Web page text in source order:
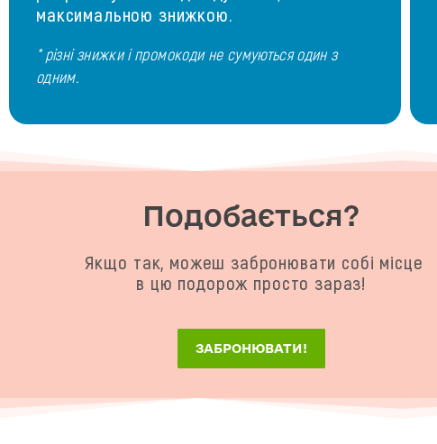
максимальною знижкою.
* різні знижки і промокоди не сумуються один з
одним.
Подобається?
Якщо так, можеш забронювати собі місце
в цю подорож просто зараз!
ЗАБРОНЮВАТИ!